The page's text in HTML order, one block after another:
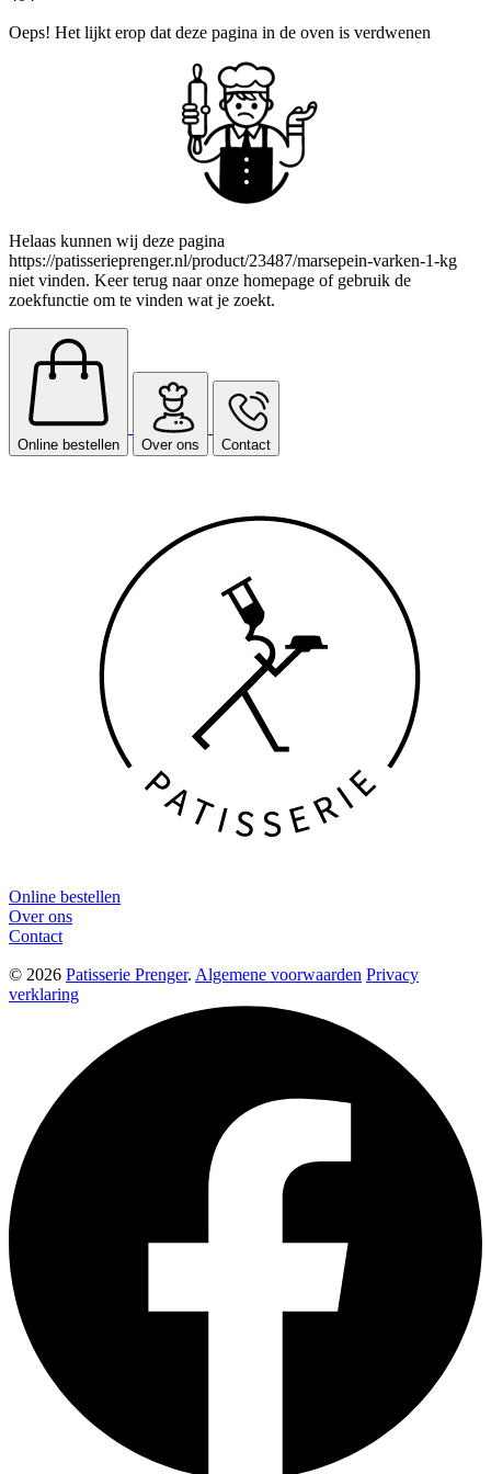
Oeps! Het lijkt erop dat deze pagina in de oven is verdwenen
Helaas kunnen wij deze pagina
https://patisserieprenger.nl/product/23487/marsepein-varken-1-kg
niet vinden. Keer terug naar onze homepage of gebruik de
zoekfunctie om te vinden wat je zoekt.
Online bestellen Over ons Contact
Online bestellen
Over ons
Contact
© 2026 Patisserie Prenger. Algemene voorwaarden Privacy
verklaring